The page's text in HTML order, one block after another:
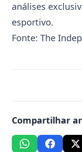
análises
esportivo.
Fonte: The
Compartilhar